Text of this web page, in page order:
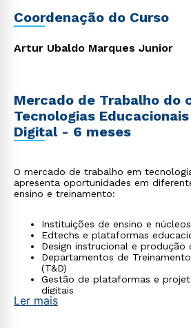
Coordenação do Curso
Artur Ubaldo Marques Junior
Mercado de Trabalho do
Tecnologias
Digital - 6 meses
O mercado de trabalho em
apresenta oportunidades em
ensino e treinamento:
Instituições de ensino e
Edtechs e plataformas
Design instrucional e
Departamentos de
(T&D)
Gestão de plataformas e
digitais
Ler mais